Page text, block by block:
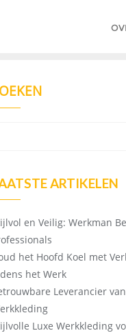
ARTIKELEN
en Veilig: Werkman
het Hoofd Koel met
het Werk
Leverancier
Luxe Werkkleding